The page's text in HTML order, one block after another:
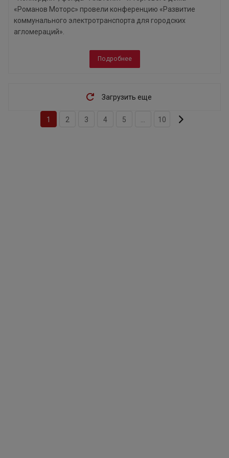
«Романов Моторс» провели конференцию «Развитие
коммунального электротранспорта для городских
агломераций».
Подробнее
Загрузить еще
1 2 3 4 5 ... 10